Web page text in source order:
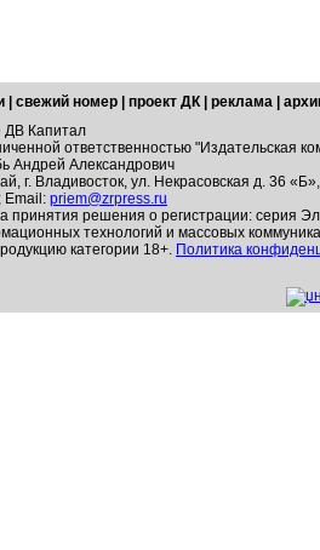
свежий номер проект ДК реклама
ДВ Капитал
ответственностью "Издательская
Андрей Александрович
г. Владивосток, ул. Некрасовская д. 36
Email: priem@zrpress.ru
принятия решения о регистрации: серия
технологий и массовых
категории 18+. Политика